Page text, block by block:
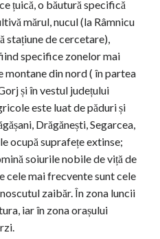
țuică, o băutură specifică
mărul, nucul (la Râmnicu
stațiune de cercetare),
specifice zonelor mai
montane din nord ( în partea
și în vestul județului
este luat de păduri și
Drăgănești, Segarcea,
ocupă suprafețe extinse;
soiurile nobile de viță de
cele mai frecvente sunt cele
zaibăr. În zona luncii
iar în zona orașului